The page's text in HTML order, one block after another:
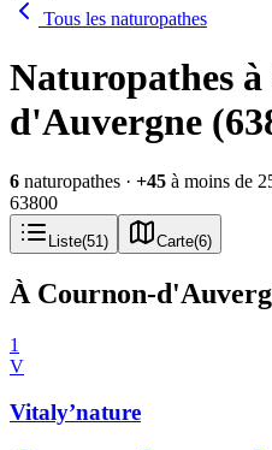
Tous les naturopathes
Naturopathes
d'Auvergne
6 naturopathes · +45 à moins de
63800
Liste(51 ) Carte(6)
À Cournon-
1
V
Vitaly’nature